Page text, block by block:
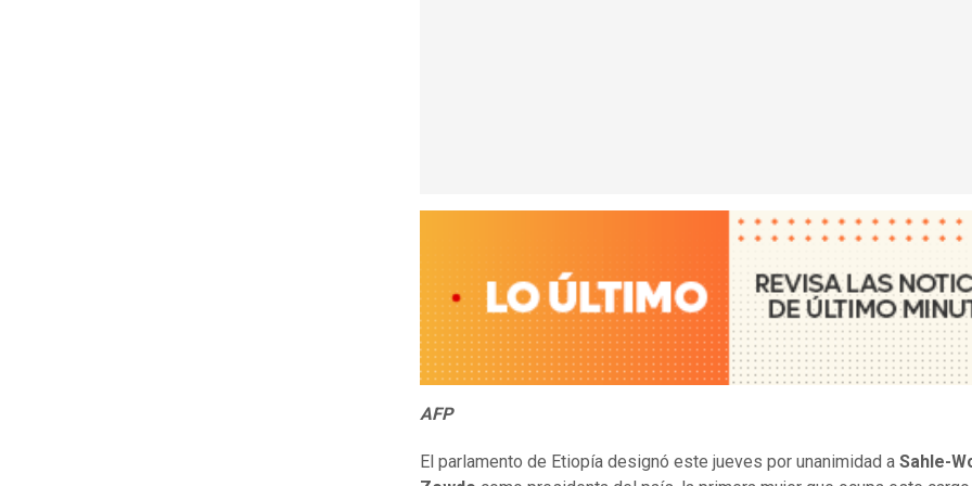
AFP
El parlamento de Etiopía designó este jueves por unanimidad a Sahle-